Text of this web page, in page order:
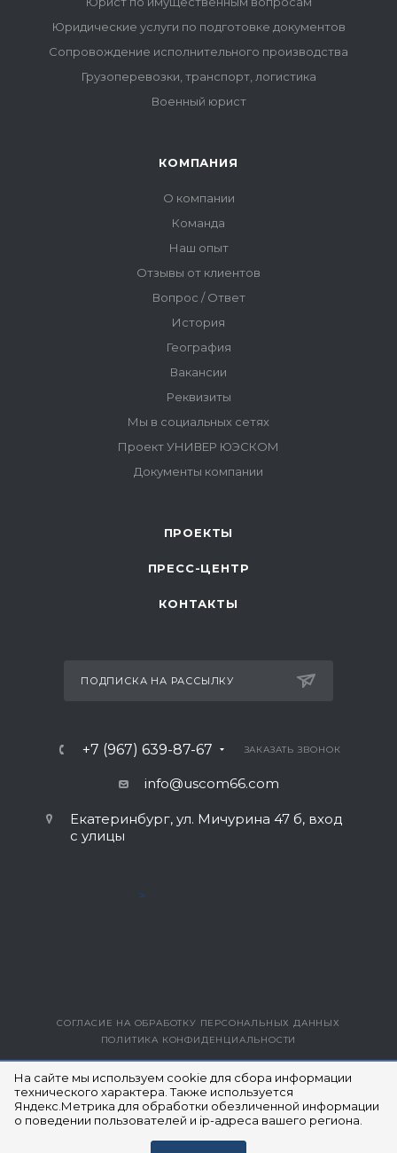
На сайте мы используем cookie для сбора информации
технического характера. Также используется
Яндекс.Метрика для обработки обезличенной информации
о поведении пользователей и ip-адреса вашего региона.
ПРОЕКТЫ
ПРЕСС-ЦЕНТР
КОНТАКТЫ
ПОДПИСКА НА РАССЫЛКУ
+7 (967) 639-87-67 ЗАКАЗАТЬ ЗВОНОК
info@uscom66.com
Екатеринбург, ул. Мичурина 47 б, вход
с улицы
>
ВЕРСИЯ ДЛЯ ПЕЧАТИ
СОГЛАСИЕ НА ОБРАБОТКУ ПЕРСОНАЛЬНЫХ ДАННЫХ
ПОЛИТИКА КОНФИДЕНЦИАЛЬНОСТИ
© 2014- 2026 ЮЭСКОМ